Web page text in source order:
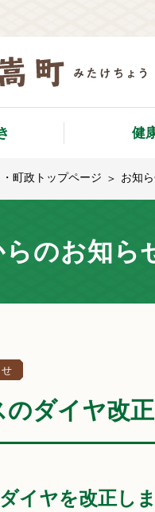
健
・町政トップページ お知
のお知ら
ダイヤ改
イヤを改正し